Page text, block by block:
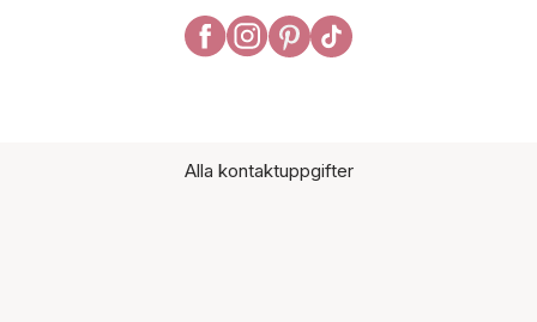
Alla kontaktuppgifter